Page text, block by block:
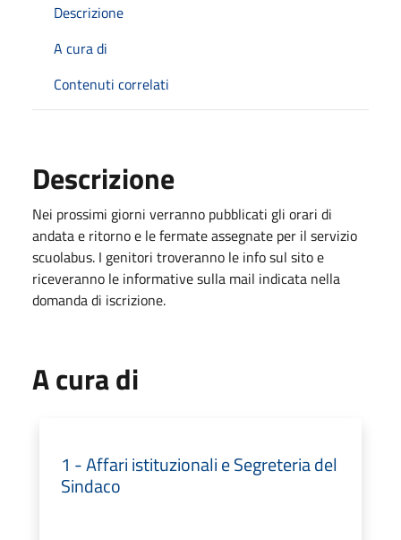
Descrizione
A cura di
Contenuti correlati
Descrizione
Nei prossimi giorni verranno pubblicati gli orari di
andata e ritorno e le fermate assegnate per il servizio
scuolabus. I genitori troveranno le info sul sito e
riceveranno le informative sulla mail indicata nella
domanda di iscrizione.
A cura di
1 - Affari istituzionali e Segreteria del
Sindaco